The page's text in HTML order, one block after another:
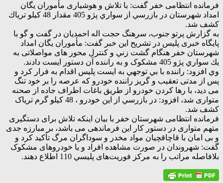
فرمانده انتظامی خفر گفت: با تلاش و هوشیاری مأموران يگان
امداد شهرستان در بازرسي از سواري پژو 405 مقدار 48 كيلو ترياك
كشف شد.
به گزارش پرتو جنوب، سرهنگ حجت اله احمدیان در گفت و گو با
پایگاه خبری پلیس در تشريح اين خبر گفت: مأموران یگان امداد
شهرستان خفر هنگام گشت زني و كنترل محور های مواصلاتی به
يك سواري پژو 405 مشکوک و به راننده آن دستور ايست دادند.
وي افزود: راننده با بي توجهي به ايست پليس اقدام به فرار كرد و
پس از مدتی تعقیب و گریز راننده خودرو که عرصه را بر خود تنگ
می دید، با رها کردن خودرو از طریق باغات اطراف جاده از صحنه
متواری شد، افزود: در بازرسي از این خودرو ، 48 کیلو گرم تریاک
کشف شد.
فرمانده انتظامی شهرستان خفر با بیان اینکه تلاش برای دستگیری
متهم متواری در دستور کار این فرماندهی می باشد، بر مبارزه جدی
و بی امان با قاچاقچیان مواد مخدر و سوداگران مرگ تأکید کرد و
گفت: شهروندان در صورت مشاهده افراد و یا خودروهای مشکوک
بلافاصله مراتب را به مرکز فوریت‌های پليسي 110 اطلاع دهند.